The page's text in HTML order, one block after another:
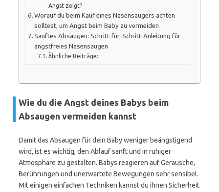
Angst zeigt?
Worauf du beim Kauf eines Nasensaugers achten
solltest, um Angst beim Baby zu vermeiden
Sanftes Absaugen: Schritt-für-Schritt-Anleitung für
angstfreies Nasensaugen
Ähnliche Beiträge:
Wie du die Angst deines Babys beim
Absaugen vermeiden kannst
Damit das Absaugen für dein Baby weniger beängstigend
wird, ist es wichtig, den Ablauf sanft und in ruhiger
Atmosphäre zu gestalten. Babys reagieren auf Geräusche,
Berührungen und unerwartete Bewegungen sehr sensibel.
Mit einigen einfachen Techniken kannst du ihnen Sicherheit